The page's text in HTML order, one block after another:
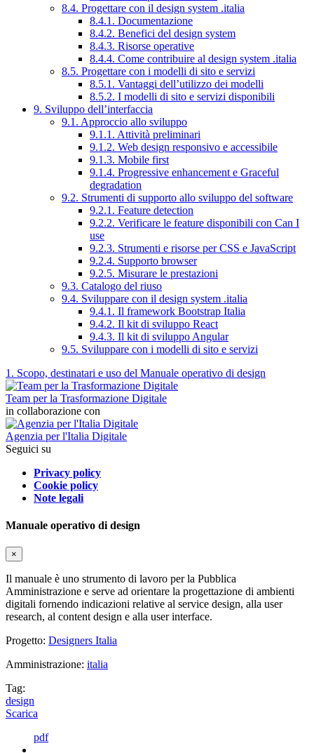
8.4. Progettare con il design system .italia
8.4.1. Documentazione
8.4.2. Benefici del design system
8.4.3. Risorse operative
8.4.4. Come contribuire al design system .italia
8.5. Progettare con i modelli di sito e servizi
8.5.1. Vantaggi dell’utilizzo dei modelli
8.5.2. I modelli di sito e servizi disponibili
9. Sviluppo dell’interfaccia
9.1. Approccio allo sviluppo
9.1.1. Attività preliminari
9.1.2. Web design responsivo e accessibile
9.1.3. Mobile first
9.1.4. Progressive enhancement e Graceful
degradation
9.2. Strumenti di supporto allo sviluppo del software
9.2.1. Feature detection
9.2.2. Verificare le feature disponibili con Can I
use
9.2.3. Strumenti e risorse per CSS e JavaScript
9.2.4. Supporto browser
9.2.5. Misurare le prestazioni
9.3. Catalogo del riuso
9.4. Sviluppare con il design system .italia
9.4.1. Il framework Bootstrap Italia
9.4.2. Il kit di sviluppo React
9.4.3. Il kit di sviluppo Angular
9.5. Sviluppare con i modelli di sito e servizi
1. Scopo, destinatari e uso del Manuale operativo di design
Team per la Trasformazione Digitale
in collaborazione con
Agenzia per l'Italia Digitale
Seguici su
Privacy policy
Cookie policy
Note legali
Manuale operativo di design
×
Il manuale è uno strumento di lavoro per la Pubblica
Amministrazione e serve ad orientare la progettazione di ambienti
digitali fornendo indicazioni relative al service design, alla user
research, al content design e alla user interface.
Progetto: Designers Italia
Amministrazione: italia
Tag:
design
Scarica
pdf